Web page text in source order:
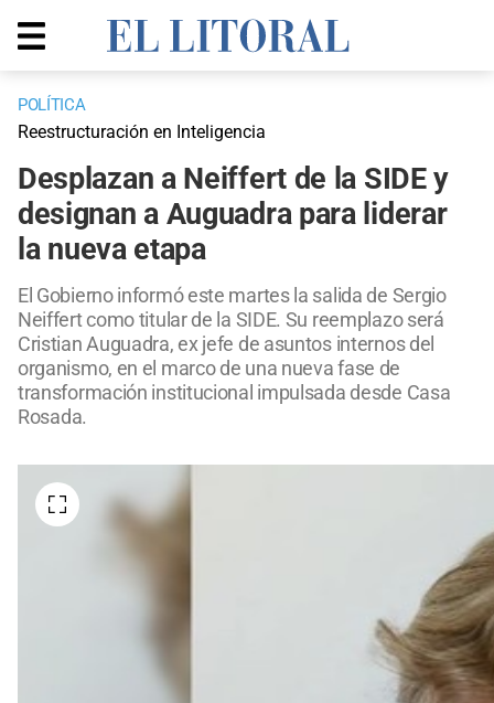
POLÍTICA
Reestructuración en Inteligencia
Desplazan a Neiffert de la SIDE y
designan a Auguadra para liderar
la nueva etapa
El Gobierno informó este martes la salida de Sergio
Neiffert como titular de la SIDE. Su reemplazo será
Cristian Auguadra, ex jefe de asuntos internos del
organismo, en el marco de una nueva fase de
transformación institucional impulsada desde Casa
Rosada.